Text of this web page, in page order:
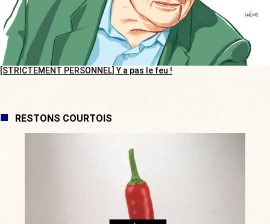
[STRICTEMENT PERSONNEL] Y a pas le feu !
RESTONS COURTOIS